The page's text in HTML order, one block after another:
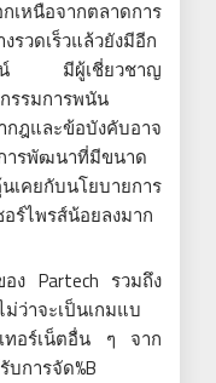
หนือจากตลาดการ
วดเร็วแล้วยังมีอีก
ไลน์ มีผู้เชี่ยวชาญ
รรมการพนัน
ฎและข้อบังคับอาจ
ารพัฒนาที่มีขนาด
คยกับนโยบายการ
ร์ไพรส์น้อยลงมาก
ง Partech รวมถึง
ว่าจะเป็นเกมแบ
ทอร์เน็ตอื่น ๆ จาก
การจัด%B